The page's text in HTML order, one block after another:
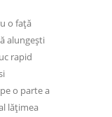
o față
alungești
rapid
o parte a
lățimea